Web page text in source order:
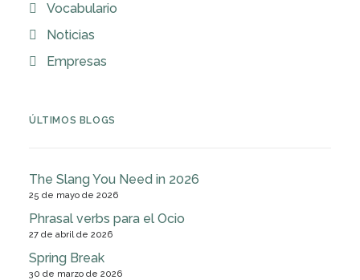
Vocabulario
Noticias
Empresas
ÚLTIMOS BLOGS
The Slang You Need in 2026
25 de mayo de 2026
Phrasal verbs para el Ocio
27 de abril de 2026
Spring Break
30 de marzo de 2026